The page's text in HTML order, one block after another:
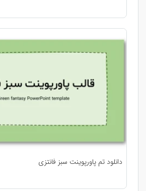
دانلود تم پاورپوینت سبز فانتزی